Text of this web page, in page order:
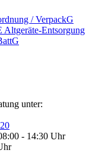
/ VerpackG
Entsorgung
unter:
- 14:30 Uhr